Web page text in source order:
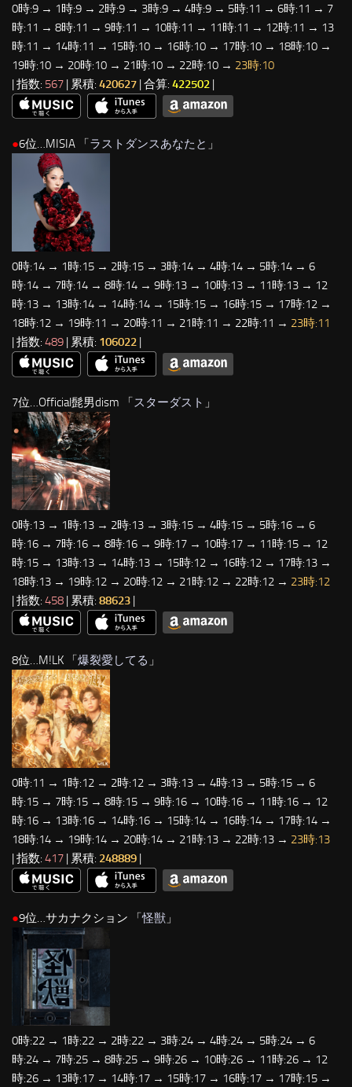
0時:9 → 1時:9 → 2時:9 → 3時:9 → 4時:9 → 5時:11 → 6時:11 → 7
時:11 → 8時:11 → 9時:11 → 10時:11 → 11時:11 → 12時:11 → 13
時:11 → 14時:11 → 15時:10 → 16時:10 → 17時:10 → 18時:10 →
19時:10 → 20時:10 → 21時:10 → 22時:10 → 23時:10
| 指数: 567 | 累積: 420627 | 合算: 422502 |
●6位…MISIA 「 ラストダンスあなたと 」
0時:14 → 1時:15 → 2時:15 → 3時:14 → 4時:14 → 5時:14 → 6
時:14 → 7時:14 → 8時:14 → 9時:13 → 10時:13 → 11時:13 → 12
時:13 → 13時:14 → 14時:14 → 15時:15 → 16時:15 → 17時:12 →
18時:12 → 19時:11 → 20時:11 → 21時:11 → 22時:11 → 23時:11
| 指数: 489 | 累積: 106022
7位…Official髭男dism 「スターダスト 」
0時:13 → 1時:13 → 2時:13 → 3時:15 → 4時:15 → 5時:16 → 6
時:16 → 7時:16 → 8時:16 → 9時:17 → 10時:17 → 11時:15 → 12
時:15 → 13時:13 → 14時:13 → 15時:12 → 16時:12 → 17時:13 →
18時:13 → 19時:12 → 20時:12 → 21時:12 → 22時:12 → 23時:12
| 指数: 458 | 累積: 88623 |
8位…M!LK 「爆裂愛してる 」
0時:11 → 1時:12 → 2時:12 → 3時:13 → 4時:13 → 5時:15 → 6
時:15 → 7時:15 → 8時:15 → 9時:16 → 10時:16 → 11時:16 → 12
時:16 → 13時:16 → 14時:16 → 15時:14 → 16時:14 → 17時:14 →
18時:14 → 19時:14 → 20時:14 → 21時:13 → 22時:13 → 23時:13
| 指数: 417 | 累積: 248889 |
●9位…サカナクション 「怪獣 」
0時:22 → 1時:22 → 2時:22 → 3時:24 → 4時:24 → 5時:24 → 6
時:24 → 7時:25 → 8時:25 → 9時:26 → 10時:26 → 11時:26 → 12
時:26 → 13時:17 → 14時:17 → 15時:17 → 16時:17 → 17時:15 →